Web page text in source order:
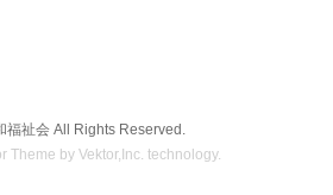
福祉会 All Rights Reserved.
Theme by Vektor,Inc. technology.